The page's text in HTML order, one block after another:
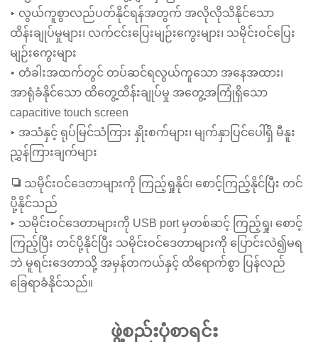
▸ လွယ်ကူစွာလည်ပတ်နိုင်ရန်အတွက် အလိုလိုသိနိုင်သော
ထိန်းချုပ်မှုများ၊ လက်ငင်းပြေးမျဉ်းကွေးများ၊ သမိုင်းဝင်ပြေး
မျဉ်းကွေးများ
▸ တံခါးအထက်တွင် တပ်ဆင်ရလွယ်ကူသော အနေအထား၊
အာရုံခံနိုင်သော ထိတွေ့ထိန်းချုပ်မှု အတွေ့အကြုံရှိသော
capacitive touch screen
▸ အသံနှင့် ရုပ်မြင်သံကြား နှိုးစက်များ၊ မျက်နှာပြင်ပေါ်ရှိ မီနူး
ညွှန်ကြားချက်များ
❏ သမိုင်းဝင်ဒေတာများကို ကြည့်ရှုနိုင်၊ စောင့်ကြည့်နိုင်ပြီး တင်
ပို့နိုင်သည်
▸ သမိုင်းဝင်ဒေတာများကို USB port မှတစ်ဆင့် ကြည့်ရှု၊ စောင့်
ကြည့်ပြီး တင်ပို့နိုင်ပြီး သမိုင်းဝင်ဒေတာများကို ပြောင်းလဲ၍မရ
ဘဲ မူရင်းဒေတာသို့ အမှန်တကယ်နှင့် ထိရောက်စွာ ပြန်လည်
ခြေရာခံနိုင်သည်။
ဖွဲ့စည်းပုံစာရင်း